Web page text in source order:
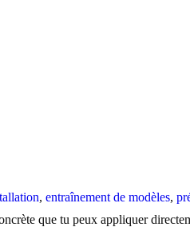
, entraînement de modèles,
que tu peux appliquer